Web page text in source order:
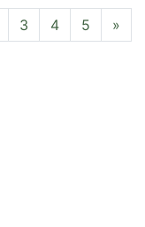
3 4 5 »